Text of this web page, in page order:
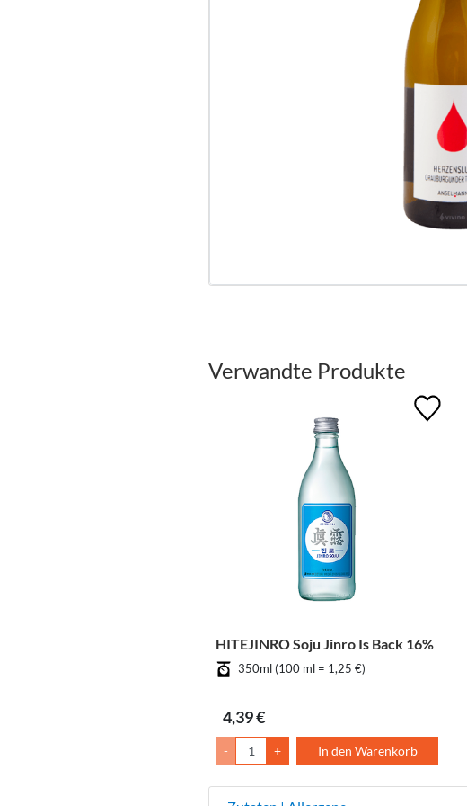
Verwandte Produkte
HITEJINRO Soju Jinro Is Back 16%
350ml (100 ml = 1,25 €)
4,39 €
- + In den Warenkorb